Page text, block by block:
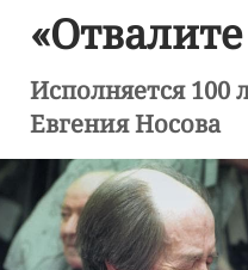
Исполняется 100
Евгения Носова